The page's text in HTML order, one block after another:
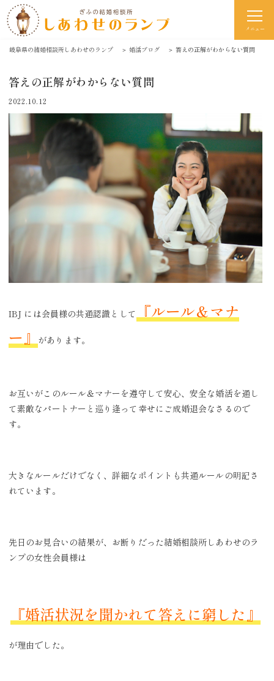
メニュー
岐阜県の結婚相談所しあわせのランプ ＞ 婚活ブログ ＞ 答えの正解がわからない質問
答えの正解がわからない質問
2022.10.12
IBJ には会員様の共通認識として
『ルール＆マナ
ー』
があります。
お互いがこのルール＆マナーを遵守して安心、安全な婚活を通し
て素敵なパートナーと巡り逢って幸せにご成婚退会なさるので
す。
大きなルールだけでなく、詳細なポイントも共通ルールの明記さ
れています。
先日のお見合いの結果が、お断りだった結婚相談所しあわせのラ
ンプの女性会員様は
『婚活状況を聞かれて答えに窮した』
が理由でした。